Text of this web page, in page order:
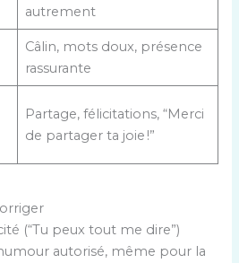
autrement
Câlin, mots doux, présence
rassurante
Partage, félicitations, “Merci
de partager ta joie !”
(“Tu peux tout me dire”)
autorisé, même pour la